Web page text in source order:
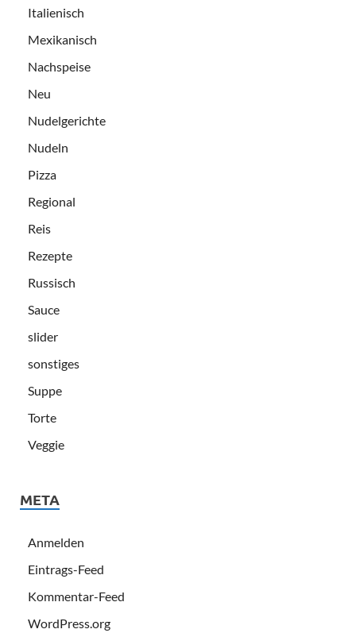
Italienisch
Mexikanisch
Nachspeise
Neu
Nudelgerichte
Nudeln
Pizza
Regional
Reis
Rezepte
Russisch
Sauce
slider
sonstiges
Suppe
Torte
Veggie
META
Anmelden
Eintrags-Feed
Kommentar-Feed
WordPress.org